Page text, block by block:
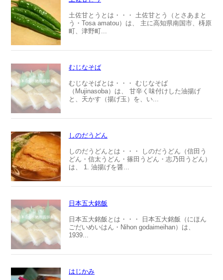
土佐甘とうとは・・・ 土佐甘とう（とさあまと
う・Tosa amatou）は、 主に高知県南国市、梼原
町、津野町...
むじなそば
むじなそばとは・・・ むじなそば
（Mujinasoba）は、 甘辛く味付けした油揚げ
と、天かす（揚げ玉）を、い...
しのだうどん
しのだうどんとは・・・ しのだうどん（信田う
どん・信太うどん・篠田うどん・志乃田うどん）
は、 1. 油揚げを醤...
日本五大銘飯
日本五大銘飯とは・・・ 日本五大銘飯（にほん
ごだいめいはん・Nihon godaimeihan）は、
1939...
はじかみ